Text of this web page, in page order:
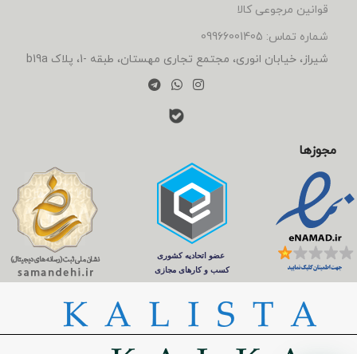
قوانین مرجوعی کالا
شماره تماس: 09966001405
شیراز، خیابان انوری، مجتمع تجاری مهستان، طبقه -1، پلاک b19a
مجوزها